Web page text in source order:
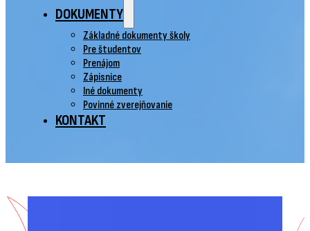
DOKUMENTY
Základné dokumenty školy
Pre študentov
Prenájom
Zápisnice
Iné dokumenty
Povinné zverejňovanie
KONTAKT